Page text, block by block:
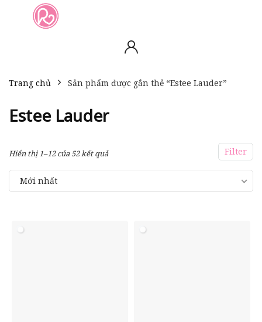
Trang chủ Sản phẩm được gắn thẻ “Estee Lauder”
Estee Lauder
Filter
Hiển thị 1–12 của 52 kết quả
Mới nhất